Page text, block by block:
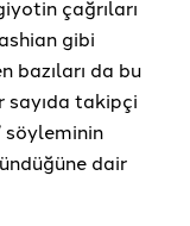
çağrıları
gibi
bazıları da bu
sayıda takipçi
söyleminin
dair